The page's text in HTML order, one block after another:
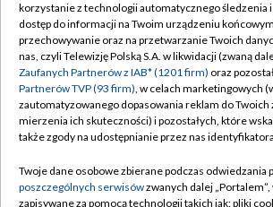
Abonament TVP
Sklep TVP
Biuro Reklamy
Oferta Handlowa
Telegazeta
Rada Programowa
Regulamin TVP
Polityka prywatności
Moje zgody
Biuro reklamy
Kontakt
Kanały
korzystanie z technologii automatycznego śledzenia
dostęp do informacji na Twoim urządzeniu
przechowywanie oraz na przetwarzanie Twoich
nas, czyli Telewizję Polską S.A. w likwidacji (zwaną
Zaufanych Partnerów z IAB* (1201 firm) oraz
Partnerów TVP (93 firm), w celach marketingowych
zautomatyzowanego dopasowania reklam do
mierzenia ich skuteczności) i pozostałych, które
także zgody na udostępnianie przez nas
Twoje dane osobowe zbierane podczas odwiedzania
poszczególnych serwisówzwanych dalej
zapisywane za pomocą technologii takich jak: pliki